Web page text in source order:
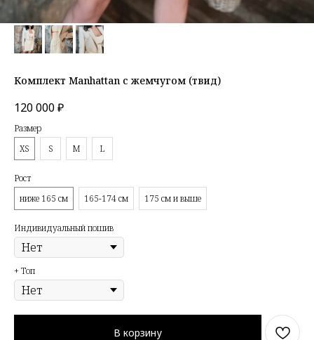
Комплект Manhattan с жемчугом (твид)
120 000₽
Размер
XS
S M L
Рост
ниже 165 см
165-174 см 175 см и выше
Индивидуальный пошив
+ Топ
В корзину